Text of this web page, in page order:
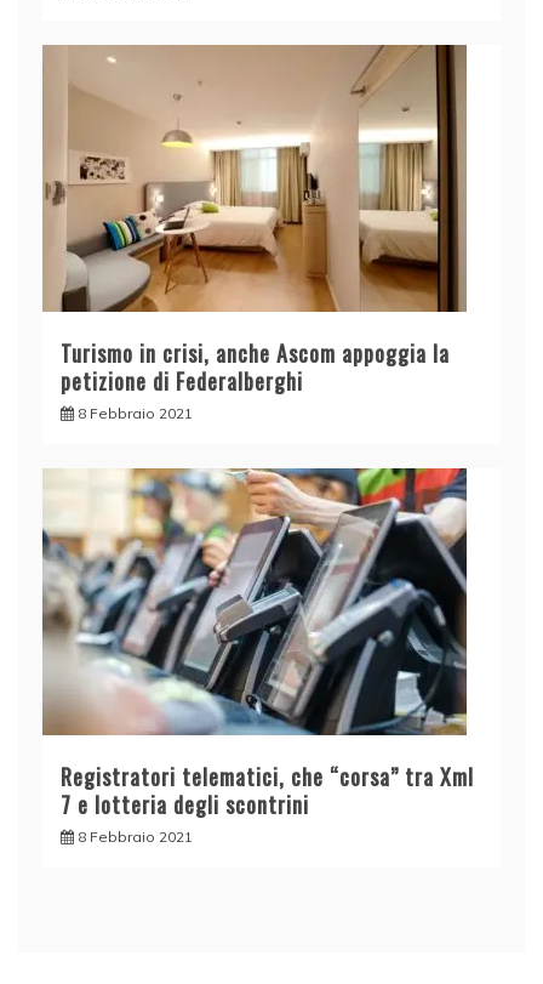
Turismo in crisi, anche Ascom appoggia la
petizione di Federalberghi
8 Febbraio 2021
Registratori telematici, che “corsa” tra Xml
7 e lotteria degli scontrini
8 Febbraio 2021